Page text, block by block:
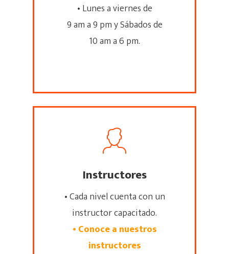
• Lunes a viernes de
9 am a 9 pm y Sábados de
10 am a 6 pm.
Instructores
• Cada nivel cuenta con un
instructor capacitado.
• Conoce a nuestros
instructores